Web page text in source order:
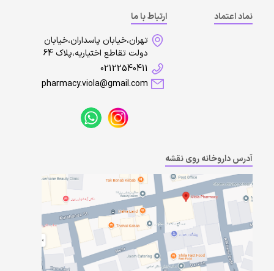
نماد اعتماد
ارتباط با ما
تهران،خیابان پاسداران،خیابان
دولت تقاطع اختیاریه،پلاک 64
02122540411
pharmacy.viola@gmail.com
آدرس داروخانه روی نقشه